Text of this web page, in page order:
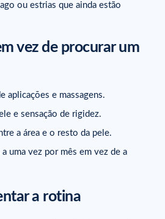
ou estrias que ainda estão
vez de procurar um
aplicações e massagens.
e sensação de rigidez.
a área e o resto da pele.
uma vez por mês em vez de a
a rotina